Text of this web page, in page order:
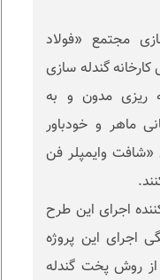
مجتمع «فولاد
گندله سازی
ریزی مدون و به
ماهر و خودباور
وایمپلر فن
اجرای این طرح
اجرای این پروژه
از روش پخت گندله